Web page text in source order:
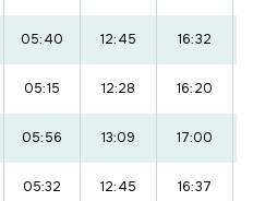
05:40 12:45 16:32
05:15 12:28 16:20
05:56 13:09 17:00
05:32 12:45 16:37